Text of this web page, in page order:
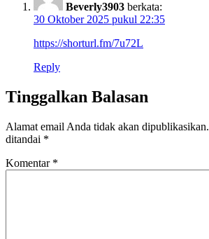
Beverly3903 berkata:
30 Oktober 2025 pukul 22:35
https://shorturl.fm/7u72L
Reply
Tinggalkan Balasan
Alamat email Anda tidak akan dipublikasikan.
ditandai *
Komentar *